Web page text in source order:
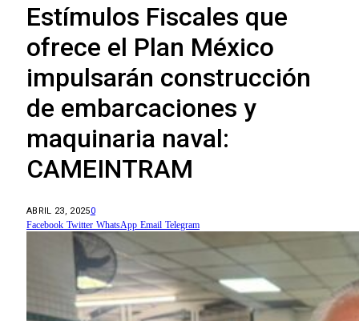
Estímulos Fiscales que
ofrece el Plan México
impulsarán construcción
de embarcaciones y
maquinaria naval:
CAMEINTRAM
ABRIL 23, 20250
Facebook Twitter WhatsApp Email Telegram